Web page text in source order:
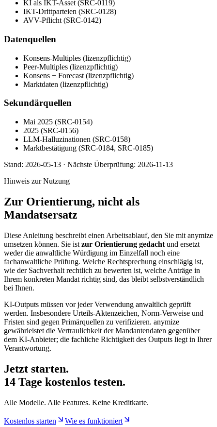
KI als IKT-Asset (SRC-0119)
IKT-Drittparteien (SRC-0128)
AVV-Pflicht (SRC-0142)
Datenquellen
Konsens-Multiples (lizenzpflichtig)
Peer-Multiples (lizenzpflichtig)
Konsens + Forecast (lizenzpflichtig)
Marktdaten (lizenzpflichtig)
Sekundärquellen
Mai 2025 (SRC-0154)
2025 (SRC-0156)
LLM-Halluzinationen (SRC-0158)
Marktbestätigung (SRC-0184, SRC-0185)
Stand: 2026-05-13 · Nächste Überprüfung: 2026-11-13
Hinweis zur Nutzung
Zur Orientierung, nicht als
Mandatsersatz
Diese Anleitung beschreibt einen Arbeitsablauf, den Sie mit anymize
umsetzen können. Sie ist zur Orientierung gedacht und ersetzt
weder die anwaltliche Würdigung im Einzelfall noch eine
fachanwaltliche Prüfung. Welche Rechtsprechung einschlägig ist,
wie der Sachverhalt rechtlich zu bewerten ist, welche Anträge in
Ihrem konkreten Mandat richtig sind, das bleibt selbstverständlich
bei Ihnen.
KI-Outputs müssen vor jeder Verwendung anwaltlich geprüft
werden. Insbesondere Urteils-Aktenzeichen, Norm-Verweise und
Fristen sind gegen Primärquellen zu verifizieren. anymize
gewährleistet die Vertraulichkeit der Mandantendaten gegenüber
dem KI-Anbieter; die fachliche Richtigkeit des Outputs liegt in Ihrer
Verantwortung.
Jetzt starten.
14 Tage kostenlos testen.
Alle Modelle. Alle Features. Keine Kreditkarte.
Kostenlos starten
Wie es funktioniert